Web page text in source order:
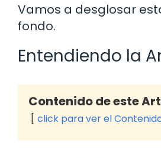
Vamos a desglosar
fondo.
Entendiendo la
Contenido de este
click para ver el